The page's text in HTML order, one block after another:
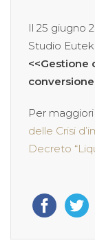
Il 25 giugno
Studio
<<Gestione
Per
delle Crisi
Decreto